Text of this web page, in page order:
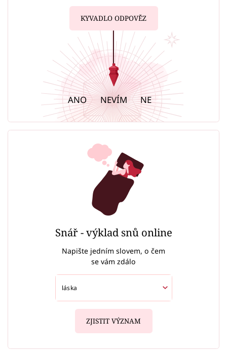
KYVADLO ODPOVĚZ
ANO NEVÍM NE
Snář - výklad snů online
Napište jedním slovem, o čem
se vám zdálo
ZJISTIT VÝZNAM